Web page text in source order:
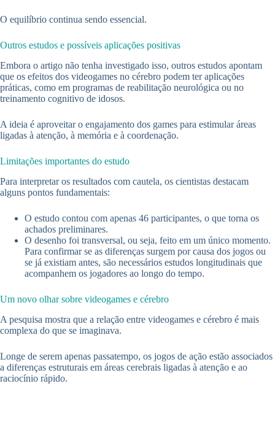
O equilíbrio continua sendo essencial.
Outros estudos e possíveis aplicações positivas
Embora o artigo não tenha investigado isso, outros estudos apontam
que os efeitos dos videogames no cérebro podem ter aplicações
práticas, como em programas de reabilitação neurológica ou no
treinamento cognitivo de idosos.
A ideia é aproveitar o engajamento dos games para estimular áreas
ligadas à atenção, à memória e à coordenação.
Limitações importantes do estudo
Para interpretar os resultados com cautela, os cientistas destacam
alguns pontos fundamentais:
O estudo contou com apenas 46 participantes, o que torna os
achados preliminares.
O desenho foi transversal, ou seja, feito em um único momento.
Para confirmar se as diferenças surgem por causa dos jogos ou
se já existiam antes, são necessários estudos longitudinais que
acompanhem os jogadores ao longo do tempo.
Um novo olhar sobre videogames e cérebro
A pesquisa mostra que a relação entre videogames e cérebro é mais
complexa do que se imaginava.
Longe de serem apenas passatempo, os jogos de ação estão associados
a diferenças estruturais em áreas cerebrais ligadas à atenção e ao
raciocínio rápido.